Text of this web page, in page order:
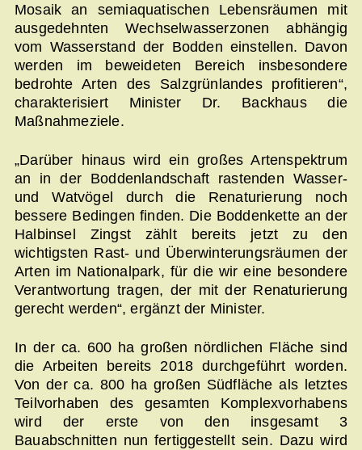
Mosaik an semiaquatischen Lebensräumen mit
ausgedehnten Wechselwasserzonen abhängig
vom Wasserstand der Bodden einstellen. Davon
werden im beweideten Bereich insbesondere
bedrohte Arten des Salzgrünlandes profitieren“,
charakterisiert Minister Dr. Backhaus die
Maßnahmeziele.
„Darüber hinaus wird ein großes Artenspektrum
an in der Boddenlandschaft rastenden Wasser-
und Watvögel durch die Renaturierung noch
bessere Bedingen finden. Die Boddenkette an der
Halbinsel Zingst zählt bereits jetzt zu den
wichtigsten Rast- und Überwinterungsräumen der
Arten im Nationalpark, für die wir eine besondere
Verantwortung tragen, der mit der Renaturierung
gerecht werden“, ergänzt der Minister.
In der ca. 600 ha großen nördlichen Fläche sind
die Arbeiten bereits 2018 durchgeführt worden.
Von der ca. 800 ha großen Südfläche als letztes
Teilvorhaben des gesamten Komplexvorhabens
wird der erste von den insgesamt 3
Bauabschnitten nun fertiggestellt sein. Dazu wird